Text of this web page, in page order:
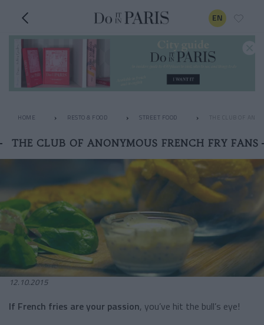
EN
HOME RESTO & FOOD STREET FOOD THE CLUB OF
THE CLUB OF ANONYMOUS FRENCH FRY FANS
12.10.2015
If French fries are your passion, you’ve hit the bull’s eye!